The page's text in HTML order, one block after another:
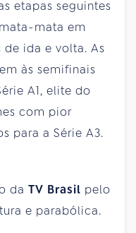
etapas seguintes
mata em
ida e volta. As
às semifinais
A1, elite do
com pior
para a Série A3.
da TV Brasil pelo
e parabólica.